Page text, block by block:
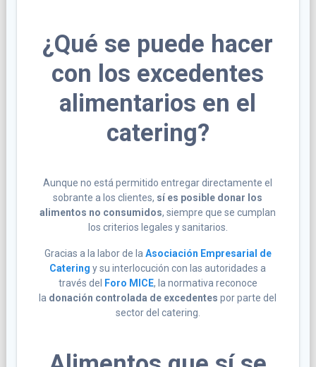
¿Qué se puede hacer
con los excedentes
alimentarios en el
catering?
Aunque no está permitido entregar directamente el
sobrante a los clientes, sí es posible donar los
alimentos no consumidos, siempre que se cumplan
los criterios legales y sanitarios.
Gracias a la labor de la Asociación Empresarial de
Catering y su interlocución con las autoridades a
través del
Foro MICE, la normativa reconoce
la donación controlada de excedentes por parte del
sector del catering.